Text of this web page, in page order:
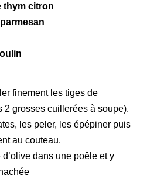
thym citron
finement les tiges de
2 grosses cuillerées à soupe).
les peler, les épépiner puis
au couteau.
d’olive dans une poêle et y